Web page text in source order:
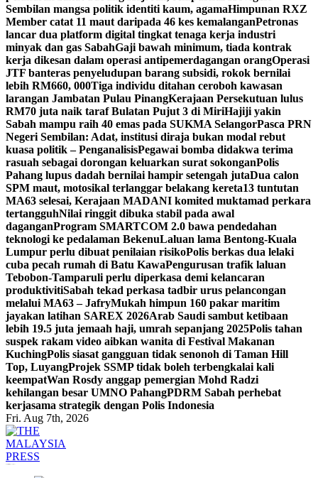
Sembilan mangsa politik identiti kaum, agamaHimpunan RXZ
Member catat 11 maut daripada 46 kes kemalanganPetronas
lancar dua platform digital tingkat tenaga kerja industri
minyak dan gas SabahGaji bawah minimum, tiada kontrak
kerja dikesan dalam operasi antipemerdagangan orangOperasi
JTF banteras penyeludupan barang subsidi, rokok bernilai
lebih RM660, 000Tiga individu ditahan ceroboh kawasan
larangan Jambatan Pulau PinangKerajaan Persekutuan lulus
RM70 juta naik taraf Bulatan Pujut 3 di MiriHajiji yakin
Sabah mampu raih 40 emas pada SUKMA SelangorPasca PRN
Negeri Sembilan: Adat, institusi diraja bukan modal rebut
kuasa politik – PenganalisisPegawai bomba didakwa terima
rasuah sebagai dorongan keluarkan surat sokonganPolis
Pahang lupus dadah bernilai hampir setengah jutaDua calon
SPM maut, motosikal terlanggar belakang kereta13 tuntutan
MA63 selesai, Kerajaan MADANI komited muktamad perkara
tertangguhNilai ringgit dibuka stabil pada awal
daganganProgram SMARTCOM 2.0 bawa pendedahan
teknologi ke pedalaman BekenuLaluan lama Bentong-Kuala
Lumpur perlu dibuat penilaian risikoPolis berkas dua lelaki
cuba pecah rumah di Batu KawaPengurusan trafik laluan
Tebobon-Tamparuli perlu diperkasa demi kelancaran
produktivitiSabah tekad perkasa tadbir urus pelancongan
melalui MA63 – JafryMukah himpun 160 pakar maritim
jayakan latihan SAREX 2026Arab Saudi sambut ketibaan
lebih 19.5 juta jemaah haji, umrah sepanjang 2025Polis tahan
suspek rakam video aibkan wanita di Festival Makanan
KuchingPolis siasat gangguan tidak senonoh di Taman Hill
Top, LuyangProjek SSMP tidak boleh terbengkalai kali
keempatWan Rosdy anggap pemergian Mohd Radzi
kehilangan besar UMNO PahangPDRM Sabah perhebat
kerjasama strategik dengan Polis Indonesia
Fri. Aug 7th, 2026